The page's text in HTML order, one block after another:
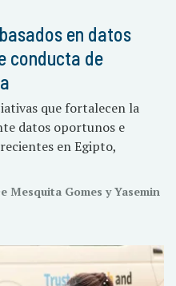
en datos
conducta de
que fortalecen la
datos oportunos e
en Egipto,
Mesquita Gomes y Yasemin